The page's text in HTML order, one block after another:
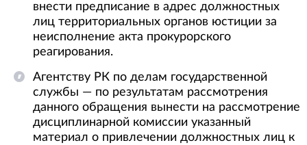
внести предписание в адрес должностных
лиц территориальных органов юстиции за
неисполнение акта прокурорского
реагирования.
Агентству РК по делам государственной
службы — по результатам рассмотрения
данного обращения вынести на рассмотрение
дисциплинарной комиссии указанный
материал о привлечении должностных лиц к